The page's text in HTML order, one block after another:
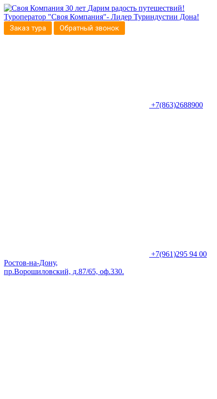
30 лет Дарим радость путешествий!
Туроператор "Своя Компания"- Лидер Туриндустии Дона!
Заказ тура Обратный звонок
+7(863)2688900
+7(961)295 94 00
Ростов-на-Дону,
пр.Ворошиловский, д.87/65, оф.330.